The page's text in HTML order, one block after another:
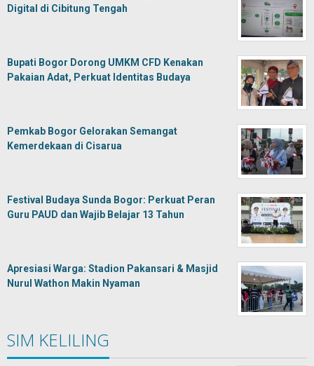
Digital di Cibitung Tengah
Bupati Bogor Dorong UMKM CFD Kenakan
Pakaian Adat, Perkuat Identitas Budaya
Pemkab Bogor Gelorakan Semangat
Kemerdekaan di Cisarua
Festival Budaya Sunda Bogor: Perkuat Peran
Guru PAUD dan Wajib Belajar 13 Tahun
Apresiasi Warga: Stadion Pakansari & Masjid
Nurul Wathon Makin Nyaman
SIM KELILING